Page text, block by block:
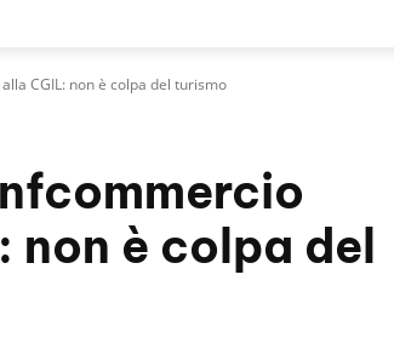
CGIL: non è colpa del turismo
non è colpa del